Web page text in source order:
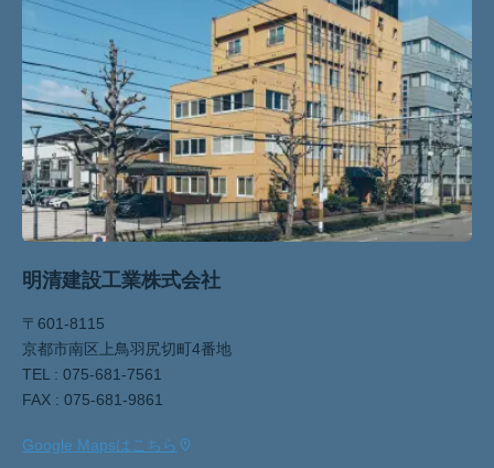
明清建設工業株式会社
〒601-8115
京都市南区上鳥羽尻切町4番地
TEL : 075-681-7561
FAX : 075-681-9861
Google Mapsはこちら